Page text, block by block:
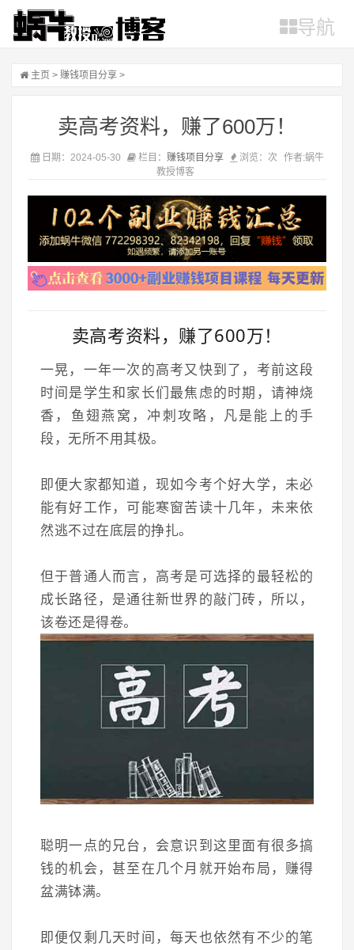
导航
主页 > 赚钱项目分享 >
卖高考资料，赚了600万！
日期：2024-05-30 栏目： 赚钱项目分享 浏览： 次
作者:蜗牛
教授博客
卖高考资料，赚了600万！
一晃，一年一次的高考又快到了，考前这段
时间是学生和家长们最焦虑的时期，请神烧
香，鱼翅燕窝，冲刺攻略，凡是能上的手
段，无所不用其极。
即便大家都知道，现如今考个好大学，未必
能有好工作，可能寒窗苦读十几年，未来依
然逃不过在底层的挣扎。
但于普通人而言，高考是可选择的最轻松的
成长路径，是通往新世界的敲门砖，所以，
该卷还是得卷。
聪明一点的兄台，会意识到这里面有很多搞
钱的机会，甚至在几个月就开始布局，赚得
盆满钵满。
即便仅剩几天时间，每天也依然有不少的笔